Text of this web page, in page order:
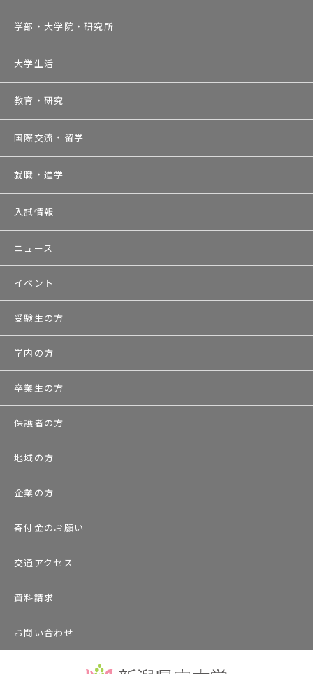
学部・大学院・研究所
大学生活
教育・研究
国際交流・留学
就職・進学
入試情報
ニュース
イベント
受験生の方
学内の方
卒業生の方
保護者の方
地域の方
企業の方
寄付金のお願い
交通アクセス
資料請求
お問い合わせ